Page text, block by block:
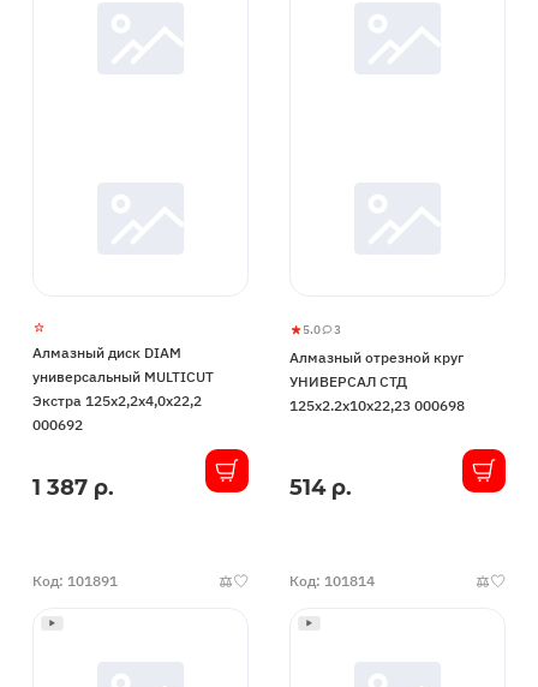
Алмазный диск DIAM
универсальный MULTICUT
Экстра 125х2,2х4,0х22,2
000692
В1 387 р.
Алмазный
отрезной
круг
УНИВЕРСАЛ
000698
5.0
5
3 3
Алмазный отрезной круг
УНИВЕРСАЛ СТД
125х2.2х10х22,23 000698
В
514 р.
Код: 101891 Код: 101814